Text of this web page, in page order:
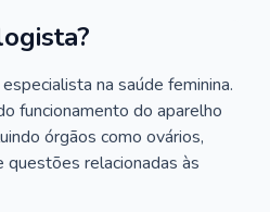
na saúde feminina.
funcionamento do aparelho
órgãos como ovários,
questões relacionadas às